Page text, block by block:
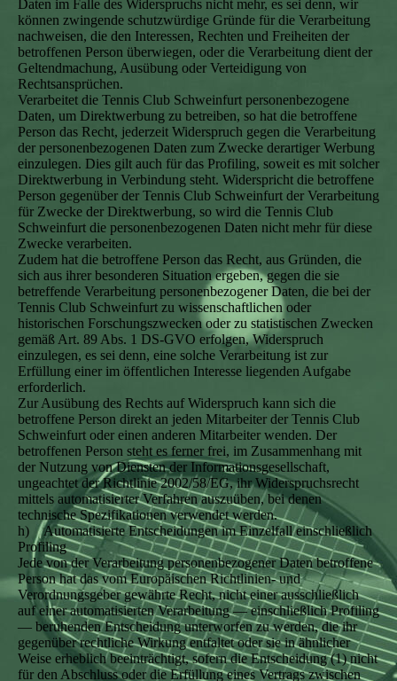
Daten im Falle des Widerspruchs nicht mehr, es sei denn, wir
können zwingende schutzwürdige Gründe für die Verarbeitung
nachweisen, die den Interessen, Rechten und Freiheiten der
betroffenen Person überwiegen, oder die Verarbeitung dient der
Geltendmachung, Ausübung oder Verteidigung von
Rechtsansprüchen.
Verarbeitet die Tennis Club Schweinfurt personenbezogene
Daten, um Direktwerbung zu betreiben, so hat die betroffene
Person das Recht, jederzeit Widerspruch gegen die Verarbeitung
der personenbezogenen Daten zum Zwecke derartiger Werbung
einzulegen. Dies gilt auch für das Profiling, soweit es mit solcher
Direktwerbung in Verbindung steht. Widerspricht die betroffene
Person gegenüber der Tennis Club Schweinfurt der Verarbeitung
für Zwecke der Direktwerbung, so wird die Tennis Club
Schweinfurt die personenbezogenen Daten nicht mehr für diese
Zwecke verarbeiten.
Zudem hat die betroffene Person das Recht, aus Gründen, die
sich aus ihrer besonderen Situation ergeben, gegen die sie
betreffende Verarbeitung personenbezogener Daten, die bei der
Tennis Club Schweinfurt zu wissenschaftlichen oder
historischen Forschungszwecken oder zu statistischen Zwecken
gemäß Art. 89 Abs. 1 DS-GVO erfolgen, Widerspruch
einzulegen, es sei denn, eine solche Verarbeitung ist zur
Erfüllung einer im öffentlichen Interesse liegenden Aufgabe
erforderlich.
Zur Ausübung des Rechts auf Widerspruch kann sich die
betroffene Person direkt an jeden Mitarbeiter der Tennis Club
Schweinfurt oder einen anderen Mitarbeiter wenden. Der
betroffenen Person steht es ferner frei, im Zusammenhang mit
der Nutzung von Diensten der Informationsgesellschaft,
ungeachtet der Richtlinie 2002/58/EG, ihr Widerspruchsrecht
mittels automatisierter Verfahren auszuüben, bei denen
technische Spezifikationen verwendet werden.
h) Automatisierte Entscheidungen im Einzelfall einschließlich
Profiling
Jede von der Verarbeitung personenbezogener Daten betroffene
Person hat das vom Europäischen Richtlinien- und
Verordnungsgeber gewährte Recht, nicht einer ausschließlich
auf einer automatisierten Verarbeitung — einschließlich Profiling
— beruhenden Entscheidung unterworfen zu werden, die ihr
gegenüber rechtliche Wirkung entfaltet oder sie in ähnlicher
Weise erheblich beeinträchtigt, sofern die Entscheidung (1) nicht
für den Abschluss oder die Erfüllung eines Vertrags zwischen